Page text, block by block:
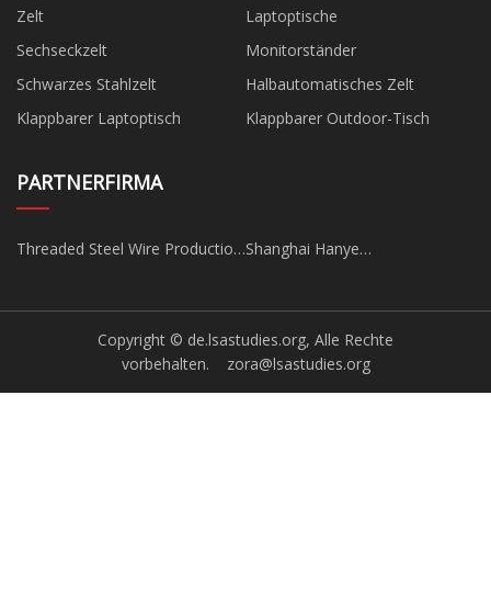
Zelt
Laptoptische
Sechseckzelt
Monitorständer
Schwarzes Stahlzelt
Halbautomatisches Zelt
Klappbarer Laptoptisch
Klappbarer Outdoor-Tisch
PARTNERFIRMA
Threaded Steel Wire Production Shanghai Hanye
Copyright © de.lsastudies.org, Alle Rechte
vorbehalten. zora@lsastudies.org